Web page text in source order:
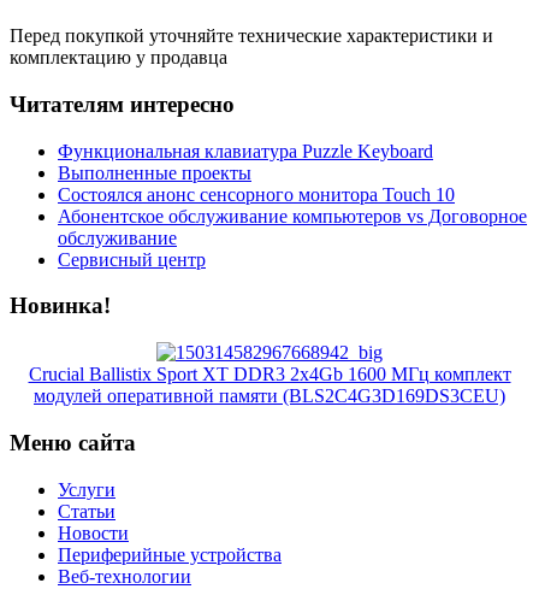
Перед покупкой уточняйте технические характеристики и
комплектацию у продавца
Читателям интересно
Функциональная клавиатура Puzzle Keyboard
Выполненные проекты
Состоялся анонс сенсорного монитора Touch 10
Абонентское обслуживание компьютеров vs Договорное
обслуживание
Сервисный центр
Новинка!
Crucial Ballistix Sport XT DDR3 2x4Gb 1600 МГц комплект
модулей оперативной памяти (BLS2C4G3D169DS3CEU)
Меню сайта
Услуги
Статьи
Новости
Периферийные устройства
Веб-технологии